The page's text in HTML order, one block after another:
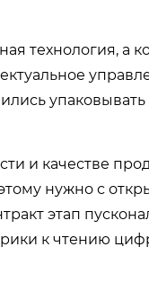
технология, а
упаковывать
и качестве
нужно с
этап
к чтению